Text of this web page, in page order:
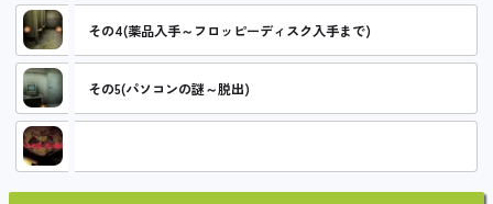
その4(薬品入手～フロッピーディスク入手まで)
その5(パソコンの謎～脱出)